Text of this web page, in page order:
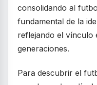
consolidando al
fundamental de la
reflejando el vínculo
generaciones.
Para descubrir el